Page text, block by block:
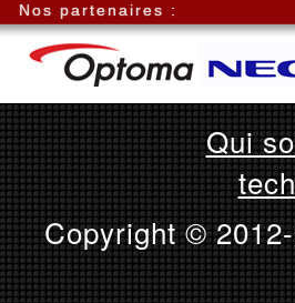
Nos partenaires :
Qui
Copyright ©